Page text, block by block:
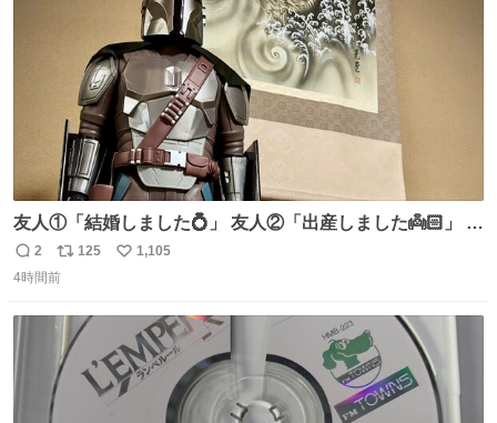
友人①「結婚しました💍」 友人②「出産しました👼🏻」 友
人③「マイホーム建てました🏡」 私「ｺｽﾄｺのﾃﾞｨﾝ・ｼﾞｬﾘﾝ
さんを床の間に飾ってみました」
返
信
2
リ
ポ
ト
数
125
い
1,105
4時間前